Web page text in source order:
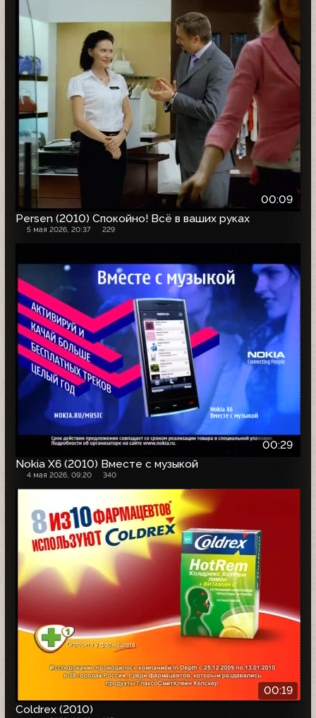
00:09
Persen (2010) Спокойно! Всё в ваших руках
5 мая 2026, 20:37 229
00:29
Nokia X6 (2010) Вместе с музыкой
4 мая 2026, 09:20 340
00:19
Coldrex (2010)